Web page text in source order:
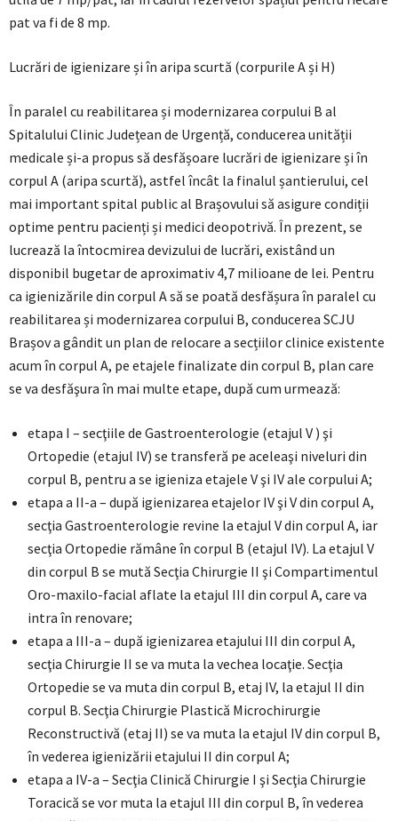
pat va fi de 8 mp.
Lucrări de igienizare și în aripa scurtă (corpurile A și H)
În paralel cu reabilitarea și modernizarea corpului B al
Spitalului Clinic Județean de Urgență, conducerea unității
medicale și-a propus să desfășoare lucrări de igienizare și în
corpul A (aripa scurtă), astfel încât la finalul șantierului, cel
mai important spital public al Brașovului să asigure condiții
optime pentru pacienți și medici deopotrivă. În prezent, se
lucrează la întocmirea devizului de lucrări, existând un
disponibil bugetar de aproximativ 4,7 milioane de lei. Pentru
ca igienizările din corpul A să se poată desfășura în paralel cu
reabilitarea și modernizarea corpului B, conducerea SCJU
Brașov a gândit un plan de relocare a secțiilor clinice existente
acum în corpul A, pe etajele finalizate din corpul B, plan care
se va desfăşura în mai multe etape, după cum urmează:
etapa I – secţiile de Gastroenterologie (etajul V ) şi
Ortopedie (etajul IV) se transferă pe aceleaşi niveluri din
corpul B, pentru a se igieniza etajele V şi IV ale corpului A;
etapa a II-a – după igienizarea etajelor IV şi V din corpul A,
secţia Gastroenterologie revine la etajul V din corpul A, iar
secţia Ortopedie rămâne în corpul B (etajul IV). La etajul V
din corpul B se mută Secţia Chirurgie II şi Compartimentul
Oro-maxilo-facial aflate la etajul III din corpul A, care va
intra în renovare;
etapa a III-a – după igienizarea etajului III din corpul A,
secţia Chirurgie II se va muta la vechea locaţie. Secţia
Ortopedie se va muta din corpul B, etaj IV, la etajul II din
corpul B. Secţia Chirurgie Plastică Microchirurgie
Reconstructivă (etaj II) se va muta la etajul IV din corpul B,
în vederea igienizării etajului II din corpul A;
etapa a IV-a – Secţia Clinică Chirurgie I şi Secţia Chirurgie
Toracică se vor muta la etajul III din corpul B, în vederea